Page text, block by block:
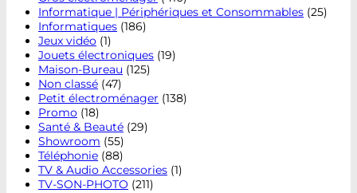
Informatique | Périphériques et Consommables (25)
Informatiques (186)
Jeux vidéo (1)
Jouets électroniques (19)
Maison-Bureau (125)
Non classé (47)
Petit électroménager (138)
Promo (18)
Santé & Beauté (29)
Showroom (55)
Téléphonie (88)
TV & Audio Accessories (1)
TV-SON-PHOTO (211)